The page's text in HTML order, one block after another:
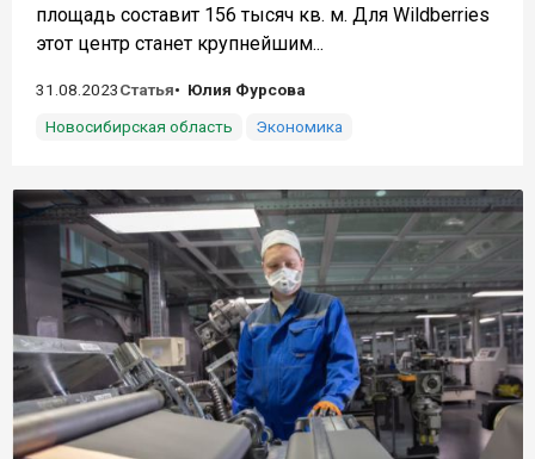
площадь составит 156 тысяч кв. м. Для Wildberries
этот центр станет крупнейшим...
31.08.2023Статья
Юлия Фурсова
Новосибирская область
Экономика